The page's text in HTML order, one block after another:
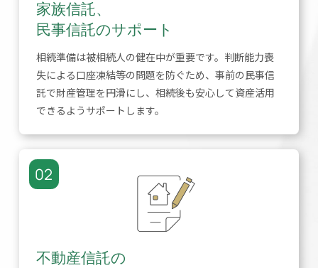
家族信託、
民事信託のサポート
相続準備は被相続人の健在中が重要です。判断能力喪
失による口座凍結等の問題を防ぐため、事前の民事信
託で財産管理を円滑にし、相続後も安心して資産活用
できるようサポートします。
02
不動産信託の